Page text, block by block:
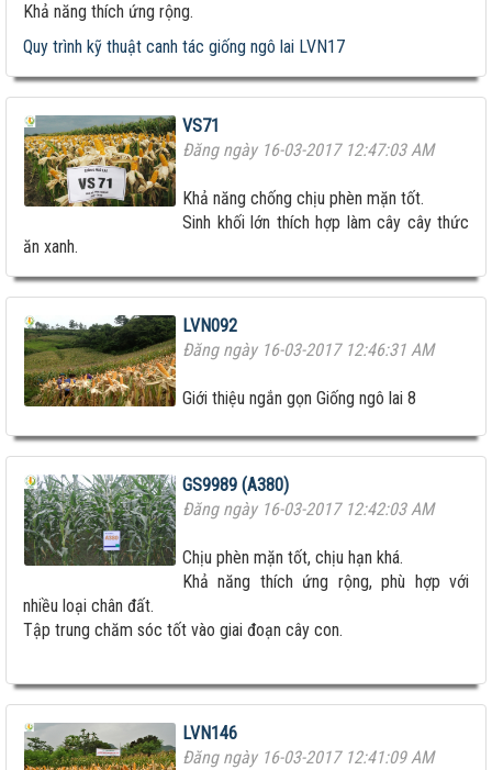
Khả năng thích ứng rộng.
Quy trình kỹ thuật canh tác giống ngô lai LVN17
VS71
Đăng ngày 16-03-2017 12:47:03 AM
Khả năng chống chịu phèn mặn tốt.
Sinh khối lớn thích hợp làm cây cây thức
ăn xanh.
LVN092
Đăng ngày 16-03-2017 12:46:31 AM
Giới thiệu ngắn gọn Giống ngô lai 8
GS9989 (A380)
Đăng ngày 16-03-2017 12:42:03 AM
Chịu phèn mặn tốt, chịu hạn khá.
Khả năng thích ứng rộng, phù hợp với
nhiều loại chân đất.
Tập trung chăm sóc tốt vào giai đoạn cây con.
LVN146
Đăng ngày 16-03-2017 12:41:09 AM